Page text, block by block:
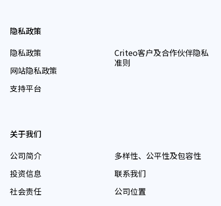
隐私政策
隐私政策
网站隐私政策
支持平台
Criteo客户及合作伙伴隐私
准则
关于我们
公司简介
投资信息
社会责任
多样性、公平性及包容性
联系我们
公司位置